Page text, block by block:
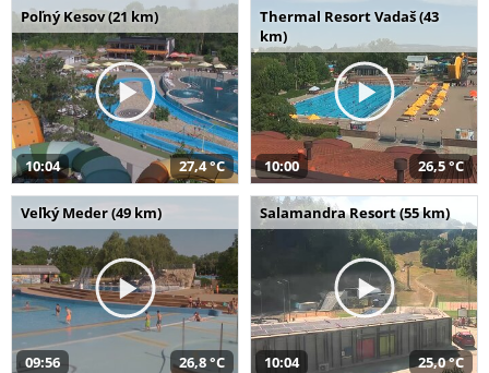
Poľný Kesov (21 km)
10:04 27,4 °C
Thermal Resort Vadaš (43
km)
10:00 26,5 °C
Veľký Meder (49 km)
09:56 26,8 °C
Salamandra Resort (55 km)
10:04 25,0 °C